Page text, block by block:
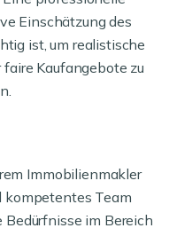
Einschätzung des
ist, um realistische
Kaufangebote zu
Immobilienmakler
kompetentes Team
Bedürfnisse im Bereich